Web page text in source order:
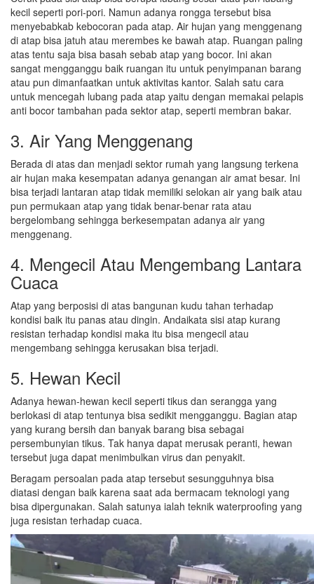
kecil seperti pori-pori. Namun adanya rongga tersebut bisa
menyebabkab kebocoran pada atap. Air hujan yang menggenang
di atap bisa jatuh atau merembes ke bawah atap. Ruangan paling
atas tentu saja bisa basah sebab atap yang bocor. Ini akan
sangat mengganggu baik ruangan itu untuk penyimpanan barang
atau pun dimanfaatkan untuk aktivitas kantor. Salah satu cara
untuk mencegah lubang pada atap yaitu dengan memakai pelapis
anti bocor tambahan pada sektor atap, seperti membran bakar.
3. Air Yang Menggenang
Berada di atas dan menjadi sektor rumah yang langsung terkena
air hujan maka kesempatan adanya genangan air amat besar. Ini
bisa terjadi lantaran atap tidak memiliki selokan air yang baik atau
pun permukaan atap yang tidak benar-benar rata atau
bergelombang sehingga berkesempatan adanya air yang
menggenang.
4. Mengecil Atau Mengembang Lantara
Cuaca
Atap yang berposisi di atas bangunan kudu tahan terhadap
kondisi baik itu panas atau dingin. Andaikata sisi atap kurang
resistan terhadap kondisi maka itu bisa mengecil atau
mengembang sehingga kerusakan bisa terjadi.
5. Hewan Kecil
Adanya hewan-hewan kecil seperti tikus dan serangga yang
berlokasi di atap tentunya bisa sedikit mengganggu. Bagian atap
yang kurang bersih dan banyak barang bisa sebagai
persembunyian tikus. Tak hanya dapat merusak peranti, hewan
tersebut juga dapat menimbulkan virus dan penyakit.
Beragam persoalan pada atap tersebut sesungguhnya bisa
diatasi dengan baik karena saat ada bermacam teknologi yang
bisa dipergunakan. Salah satunya ialah teknik waterproofing yang
juga resistan terhadap cuaca.